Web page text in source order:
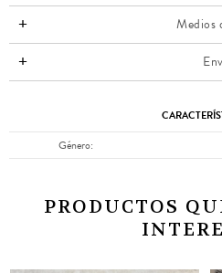
Medios
Género
PRODUCTOS